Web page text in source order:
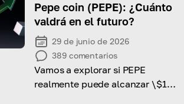
Pepe coin (PEPE): ¿Cuánto
valdrá en el futuro?
29 de junio de 2026
389 comentarios
Vamos a explorar si PEPE
realmente puede alcanzar \$1 y